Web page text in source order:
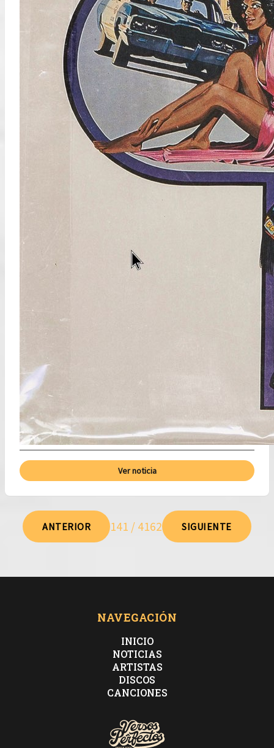
Ver noticia
ANTERIOR 141 / 4162 SIGUIENTE
NAVEGACIÓN
INICIO
NOTICIAS
ARTISTAS
DISCOS
CANCIONES